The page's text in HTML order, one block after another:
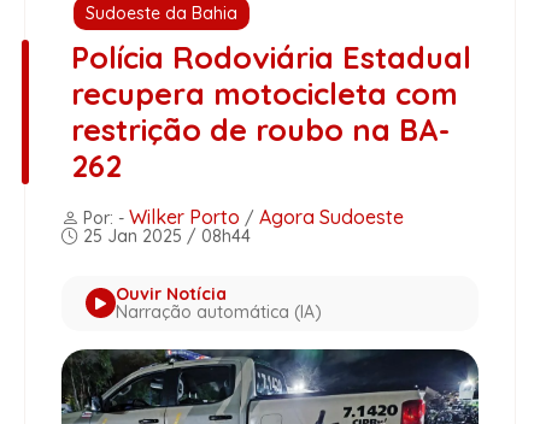
Sudoeste da Bahia
Polícia Rodoviária Estadual
recupera motocicleta com
restrição de roubo na BA-
262
Por: - Wilker Porto / Agora Sudoeste
25 Jan 2025 / 08h44
Ouvir Notícia
Narração automática (IA)